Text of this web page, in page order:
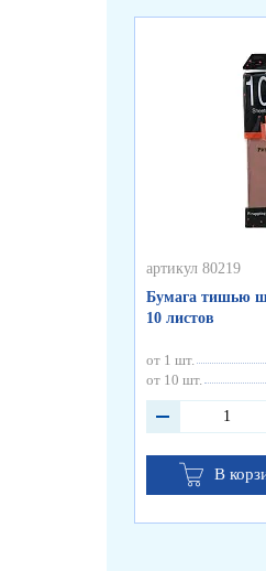
артикул 80219
Бумага тишью
10 листов
от 1 шт.
от 10 шт.
В